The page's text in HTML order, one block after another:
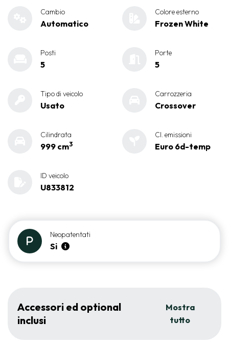
Cambio
Automatico
Colore esterno
Frozen White
Posti
5
Porte
5
Tipo di veicolo
Usato
Carrozzeria
Crossover
Cilindrata
999 cm3
Cl. emissioni
Euro 6d-temp
ID veicolo
U833812
Neopatentati
Si
Accessori ed optional
inclusi
Mostra
tutto